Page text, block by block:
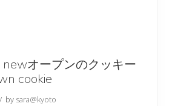
オープンのクッキー
cookie
by sara@kyoto